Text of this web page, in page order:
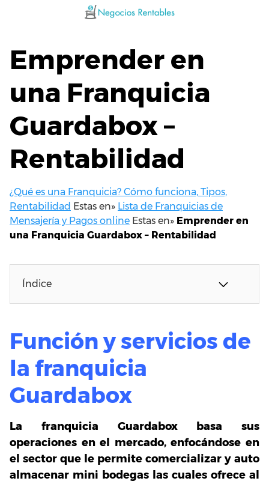
Emprender en
una Franquicia
Guardabox –
Rentabilidad
¿Qué es una Franquicia? Cómo funciona, Tipos,
Rentabilidad Estas en» Lista de Franquicias de
Mensajería y Pagos online Estas en» Emprender en
una Franquicia Guardabox – Rentabilidad
Índice
Función y servicios de
la franquicia
Guardabox
La franquicia Guardabox basa sus
operaciones en el mercado, enfocándose en
el sector que le permite comercializar y auto
almacenar mini bodegas las cuales ofrece al